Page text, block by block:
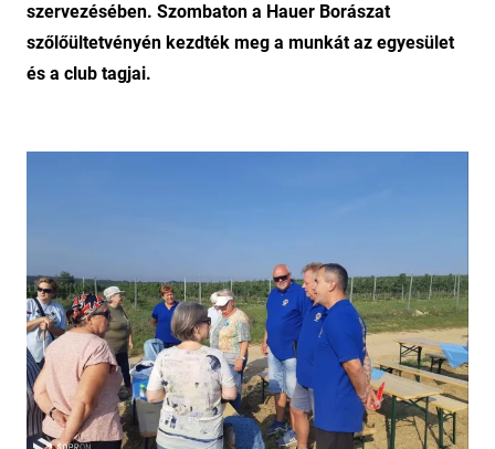
szervezésében. Szombaton a Hauer Borászat
szőlőültetvényén kezdték meg a munkát az egyesület
és a club tagjai.